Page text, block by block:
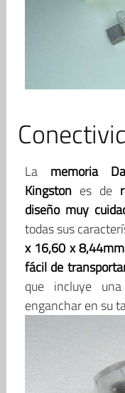
La memoria
Kingstones de
diseño muy
todas sus
x 16,60 x 8,44mm
fácil de
que incluye
enganchar en su